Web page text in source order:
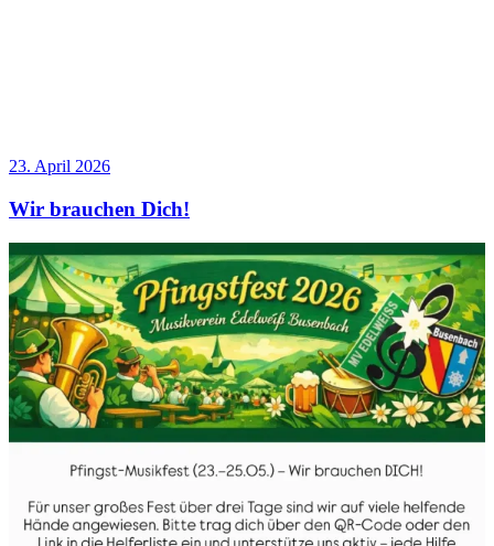
Veröffentlicht
23. April 2026
Wir brauchen Dich!